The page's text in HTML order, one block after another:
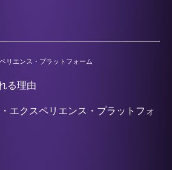
リエンス・プラットフォーム
る理由
エクスペリエンス・プラットフォ